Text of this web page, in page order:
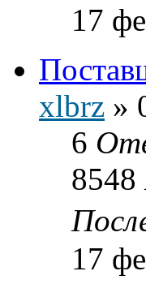
17
xlbrz »
6
8548
17